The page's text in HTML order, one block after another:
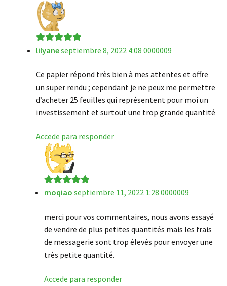
Valorado en5
lilyaneseptiembre 8, 2022 4:08 0000009
Ce papier répond très bien à mes attentes et offre
un super rendu ; cependant je ne peux me permettre
d’acheter 25 feuilles qui représentent pour moi un
investissement et surtout une trop grande quantité
Accede para responder
Valorado en5
moqiao septiembre 11, 2022 1:28 0000009
merci pour vos commentaires, nous avons essayé
de vendre de plus petites quantités mais les frais
de messagerie sont trop élevés pour envoyer une
très petite quantité.
Accede para responder